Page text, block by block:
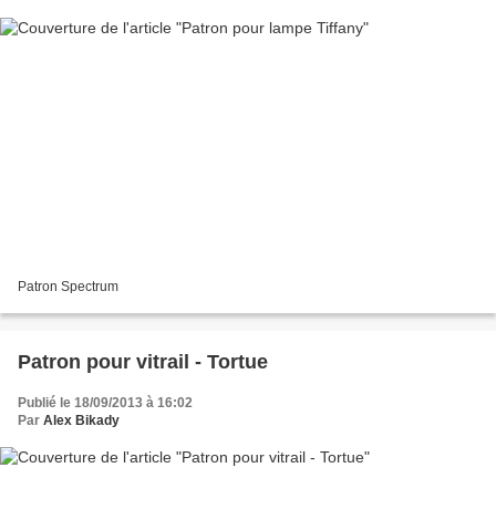
Patron Spectrum
Patron pour vitrail - Tortue
Publié le 18/09/2013 à 16:02
Par Alex Bikady